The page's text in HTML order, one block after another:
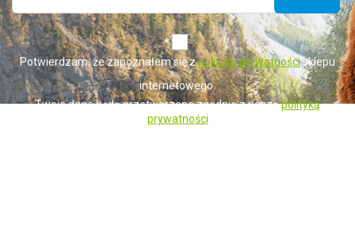
*
Potwierdzam, że zapoznałem się zpolityką prywatnościsklepu
internetowego.
Twoje dane będą przetwarzane zgodnie z nasząpolityką
prywatności